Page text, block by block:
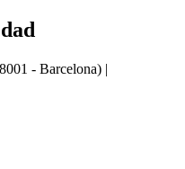
- Barcelona) |